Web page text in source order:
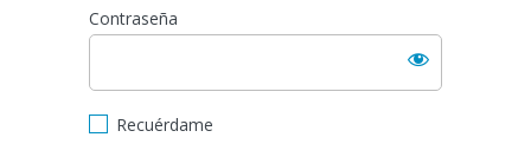
Contraseña
Recuérdame